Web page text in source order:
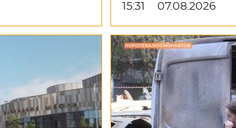
15:31 07.08.2026